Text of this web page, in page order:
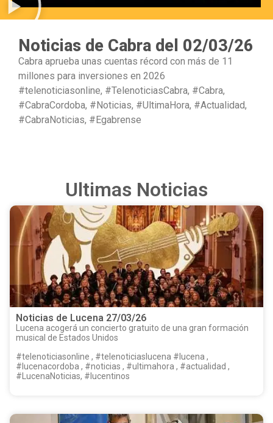
Noticias de Cabra del 02/03/26
Cabra aprueba unas cuentas récord con más de 11
millones para inversiones en 2026
#telenoticiasonline, #TelenoticiasCabra, #Cabra,
#CabraCordoba, #Noticias, #UltimaHora, #Actualidad,
#CabraNoticias, #Egabrense
Ultimas Noticias
Noticias de Lucena 27/03/26
Lucena acogerá un concierto gratuito de una gran formación
musical de Estados Unidos
#telenoticiasonline , #telenoticiaslucena #lucena ,
#lucenacordoba , #noticias , #ultimahora , #actualidad ,
#LucenaNoticias, #lucentinos